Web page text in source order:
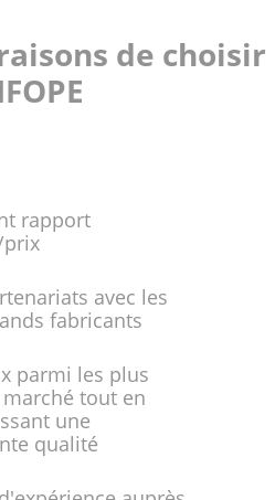
de choisir
rapport
avec les
fabricants
parmi les plus
tout en
une
qualité